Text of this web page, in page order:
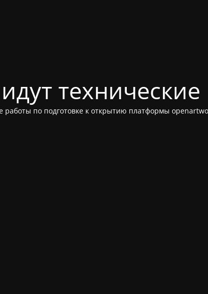
работы по подготовке к открытию платформы